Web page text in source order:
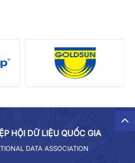
HỘI DỮ LIỆU QUỐC GIA
DATA ASSOCIATION